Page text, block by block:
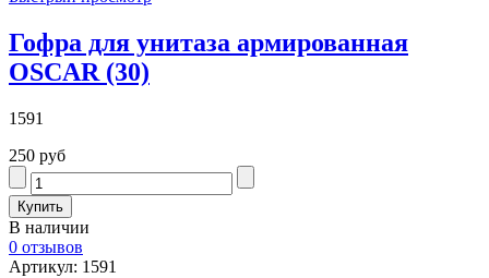
Гофра для унитаза армированная
OSCAR (30)
1591
250 руб
В наличии
0 отзывов
Артикул: 1591